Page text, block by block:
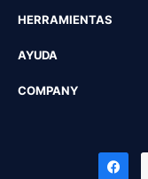
HERRAMIENTAS
AYUDA
COMPANY